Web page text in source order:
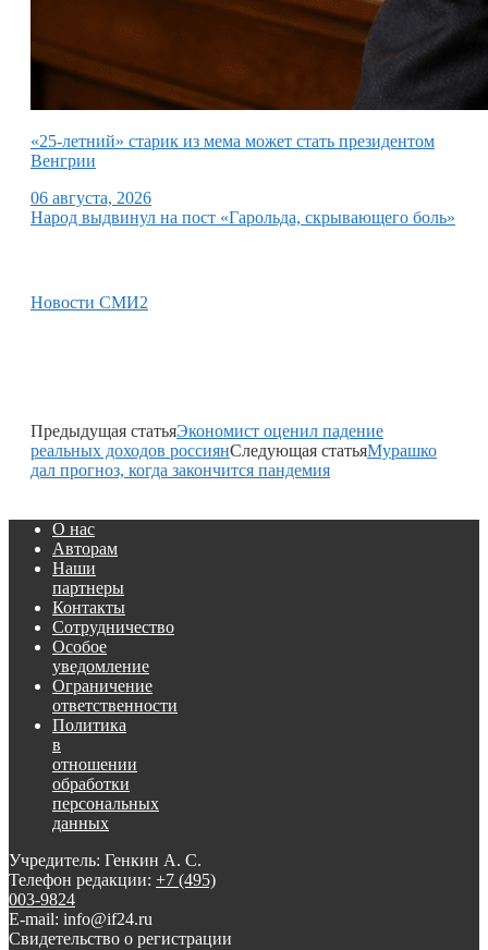
«25-летний» старик из мема может стать президентом
Венгрии
06 августа, 2026
Народ выдвинул на пост «Гарольда, скрывающего боль»
Новости СМИ2
Предыдущая статьяЭкономист оценил падение
реальных доходов россиянСледующая статьяМурашко
дал прогноз, когда закончится пандемия
О нас
Авторам
Наши
партнеры
Контакты
Сотрудничество
Особое
уведомление
Ограничение
ответственности
Политика
в
отношении
обработки
персональных
данных
Учредитель: Генкин А. С.
Телефон редакции: +7 (495)
003-9824
E-mail: info@if24.ru
Свидетельство о регистрации